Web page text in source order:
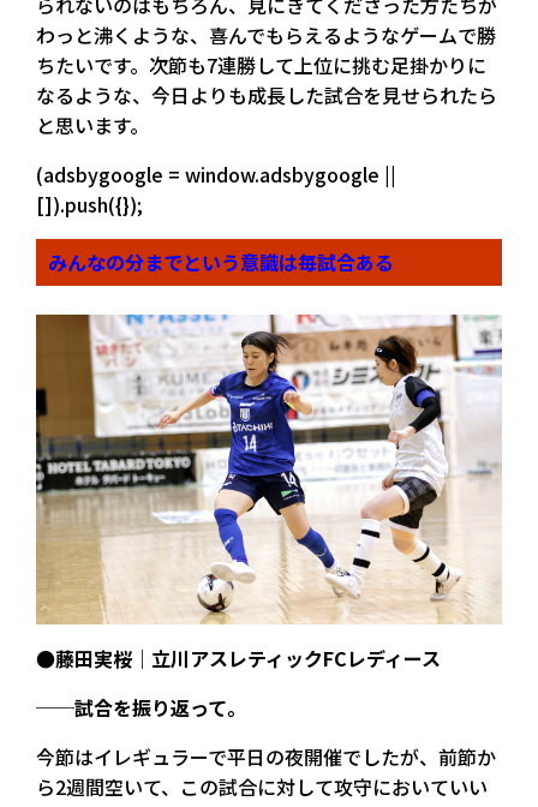
わっと沸くような、喜んでもらえるようなゲームで勝
ちたいです。次節も7連勝して上位に挑む足掛かりに
なるような、今日よりも成長した試合を見せられたら
と思います。
(adsbygoogle = window.adsbygoogle ||
[]).push({});
みんなの分までという意識は毎試合ある
●藤田実桜｜立川アスレティックFCレディース
──試合を振り返って。
今節はイレギュラーで平日の夜開催でしたが、前節か
ら2週間空いて、この試合に対して攻守においていい